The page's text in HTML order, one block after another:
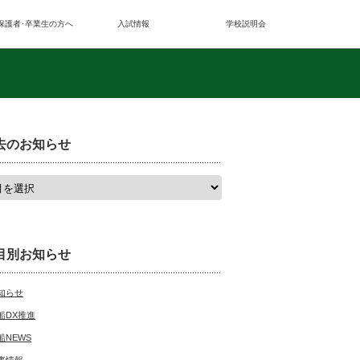
護者･卒業生の方へ 入試情報 学校説明会
のお知らせ
別お知らせ
らせ
DX推進
NEWS